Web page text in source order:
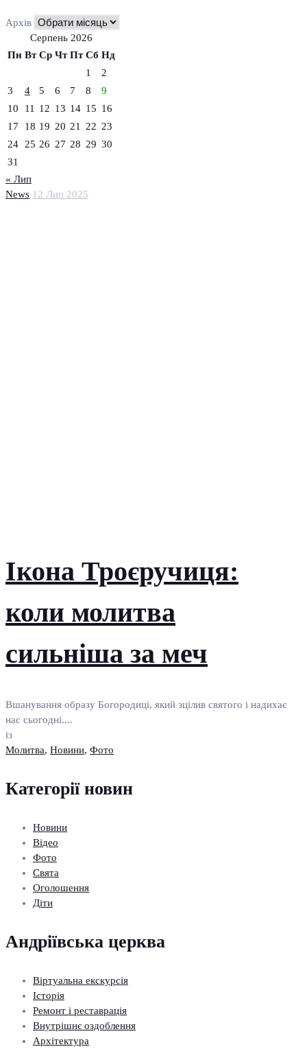
News 12 Лип 2025
Ікона Троєручиця:
коли молитва
сильніша за меч
Вшанування образу Богородиці, який зцілив святого і надихає
нас сьогодні....
із
Молитва, Новини, Фото
Архів
Серпень 2026
Пн Вт Ср Чт Пт Сб Нд
1
2
3
4 5 6 7 8
9
10
11 12 13 14 15 16
17
18 19 20 21 22 23
24
25 26 27 28 29 30
31
« Лип
Категорії новин
Новини
Відео
Фото
Свята
Оголошення
Діти
Андріївська церква
Віртуальна екскурсія
Історія
Ремонт і реставрація
Внутрішнє оздоблення
Архітектура